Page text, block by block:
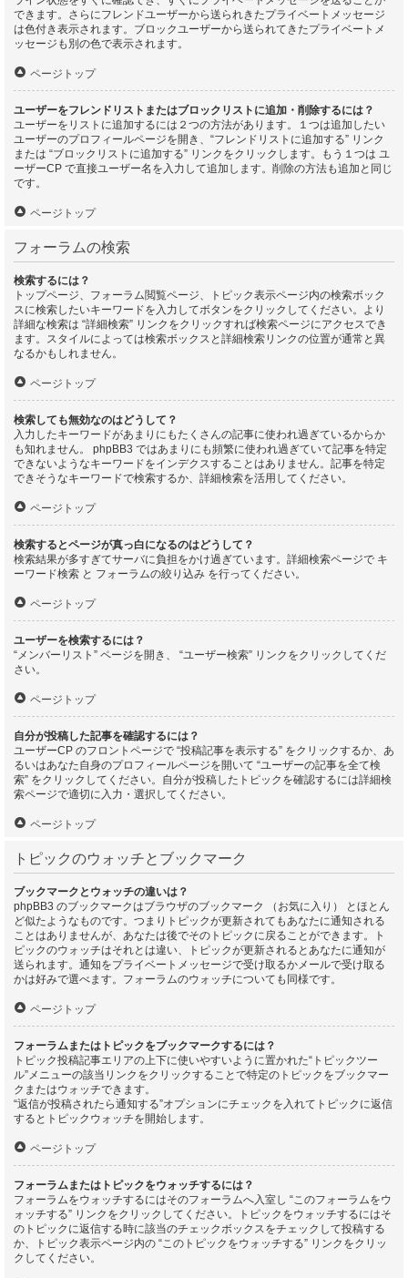
できます。さらにフレンドユーザーから送られきたプライベートメッセージ
は色付き表示されます。ブロックユーザーから送られてきたプライベートメ
ッセージも別の色で表示されます。
ページトップ
ユーザーをフレンドリストまたはブロックリストに追加・削除するには？
ユーザーをリストに追加するには２つの方法があります。１つは追加したい
ユーザーのプロフィールページを開き、“フレンドリストに追加する” リンク
または “ブロックリストに追加する” リンクをクリックします。もう１つは ユ
ーザーCP で直接ユーザー名を入力して追加します。削除の方法も追加と同じ
です。
ページトップ
フォーラムの検索
検索するには？
トップページ、フォーラム閲覧ページ、トピック表示ページ内の検索ボック
スに検索したいキーワードを入力してボタンをクリックしてください。より
詳細な検索は “詳細検索” リンクをクリックすれば検索ページにアクセスでき
ます。スタイルによっては検索ボックスと詳細検索リンクの位置が通常と異
なるかもしれません。
ページトップ
検索しても無効なのはどうして？
入力したキーワードがあまりにもたくさんの記事に使われ過ぎているからか
も知れません。 phpBB3 ではあまりにも頻繁に使われ過ぎていて記事を特定
できないようなキーワードをインデクスすることはありません。記事を特定
できそうなキーワードで検索するか、詳細検索を活用してください。
ページトップ
検索するとページが真っ白になるのはどうして？
検索結果が多すぎてサーバに負担をかけ過ぎています。詳細検索ページで キ
ーワード検索 と フォーラムの絞り込み を行ってください。
ページトップ
ユーザーを検索するには？
“メンバーリスト” ページを開き、 “ユーザー検索” リンクをクリックしてくだ
さい。
ページトップ
自分が投稿した記事を確認するには？
ユーザーCP のフロントページで “投稿記事を表示する” をクリックするか、あ
るいはあなた自身のプロフィールページを開いて “ユーザーの記事を全て検
索” をクリックしてください。自分が投稿したトピックを確認するには詳細検
索ページで適切に入力・選択してください。
ページトップ
トピックのウォッチとブックマーク
ブックマークとウォッチの違いは？
phpBB3 のブックマークはブラウザのブックマーク （お気に入り） とほとん
ど似たようなものです。つまりトピックが更新されてもあなたに通知される
ことはありませんが、あなたは後でそのトピックに戻ることができます。ト
ピックのウォッチはそれとは違い、トピックが更新されるとあなたに通知が
送られます。通知をプライベートメッセージで受け取るかメールで受け取る
かは好みで選べます。フォーラムのウォッチについても同様です。
ページトップ
フォーラムまたはトピックをブックマークするには？
トピック投稿記事エリアの上下に使いやすいように置かれた“トピックツー
ル”メニューの該当リンクをクリックすることで特定のトピックをブックマー
クまたはウォッチできます。
“返信が投稿されたら通知する”オプションにチェックを入れてトピックに返信
するとトピックウォッチを開始します。
ページトップ
フォーラムまたはトピックをウォッチするには？
フォーラムをウォッチするにはそのフォーラムへ入室し “このフォーラムをウ
ォッチする” リンクをクリックしてください。トピックをウォッチするにはそ
のトピックに返信する時に該当のチェックボックスをチェックして投稿する
か、トピック表示ページ内の “このトピックをウォッチする” リンクをクリッ
クしてください。